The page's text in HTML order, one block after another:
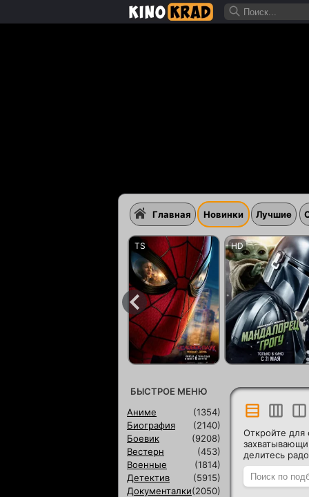
Откройте для
делитесь
БЫСТРОЕ МЕНЮ
Аниме
(1354)
Биография
(2140)
Боевик
(9208)
Вестерн
(453)
Военные
(1814)
Детектив
(5915)
Документалки(2050)
Главная Новинки Лучшие